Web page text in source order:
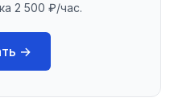
2 500 ₽/час.
→